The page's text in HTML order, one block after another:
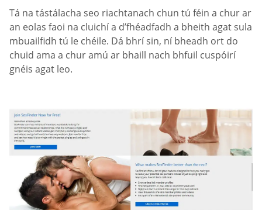
Tá na tástálacha seo riachtanach chun tú féin a chur ar
an eolas faoi na cluichí a d’fhéadfadh a bheith agat sula
mbuailfidh tú le chéile. Dá bhrí sin, ní bheadh ort do
chuid ama a chur amú ar bhaill nach bhfuil cuspóirí
gnéis agat leo.